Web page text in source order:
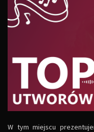
W tym miejscu